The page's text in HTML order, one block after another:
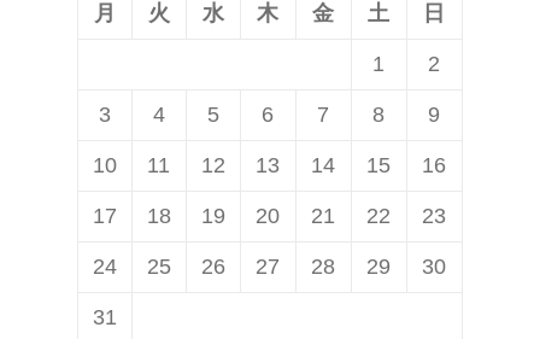
月 火 水 木 金 土 日
1 2
3 4 5 6 7 8 9
10 11 12 13 14 15 16
17 18 19 20 21 22 23
24 25 26 27 28 29 30
31